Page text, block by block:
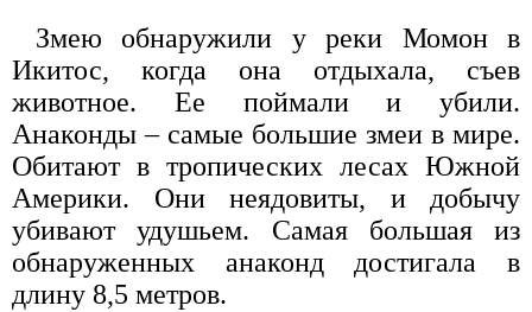
Змею обнаружили у реки Момон в
Икитос, когда она отдыхала, съев
животное. Ее поймали и убили.
Анаконды – самые большие змеи в мире.
Обитают в тропических лесах Южной
Америки. Они неядовиты, и добычу
убивают удушьем. Самая большая из
обнаруженных анаконд достигала в
длину 8,5 метров.